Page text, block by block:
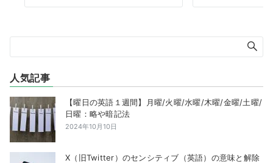
人気記事
【曜日の英語１週間】月曜/火曜/水曜/木曜/金曜/土曜/
日曜：略や暗記法
2024年10月10日
X（旧Twitter）のセンシティブ（英語）の意味と解除